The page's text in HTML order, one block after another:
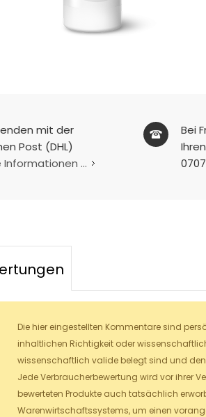
mit der
Post (DHL)
...
Bei
Die hier eingestellten Kommentare sind
inhaltlichen Richtigkeit oder
wissenschaftlich valide belegt sind und
Jede Verbraucherbewertung wird vor ihrer
bewerteten Produkte auch tatsächlich
Warenwirtschaftssystems, um einen